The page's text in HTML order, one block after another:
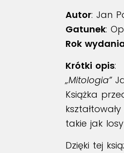
Autor: Jan
Gatunek:
Rok
Krótki opis:
„Mitologia”
Książka
takie jak
Dzięki tej